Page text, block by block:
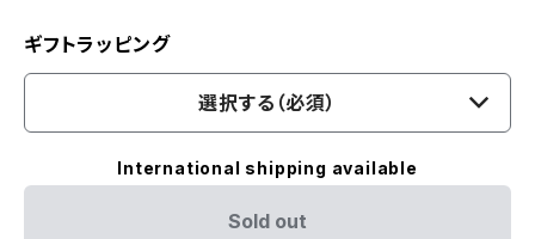
ギフトラッピング
選択する（必須）
International shipping available
Sold out